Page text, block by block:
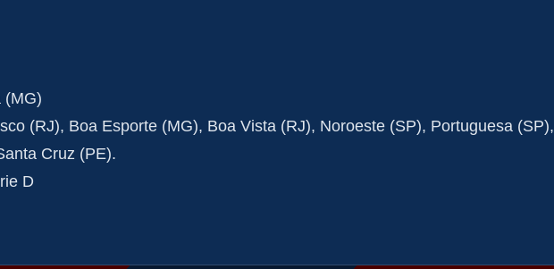
(MG)
(RJ), Boa Esporte (MG), Boa Vista (RJ), Noroeste (SP), Portuguesa (SP),
Cruz (PE).
D